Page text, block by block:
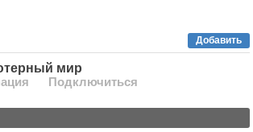
Добавить
мир
Подключиться